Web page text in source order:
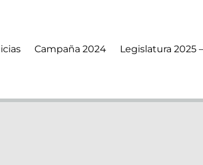
Campaña 2024 Legislatura 2025